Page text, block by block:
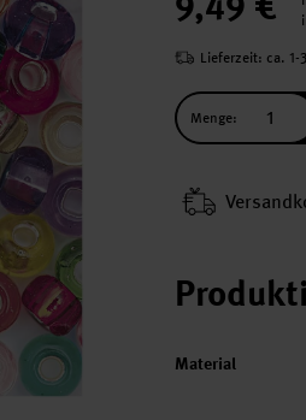
Lieferzeit: ca. 1-
Menge:
Material